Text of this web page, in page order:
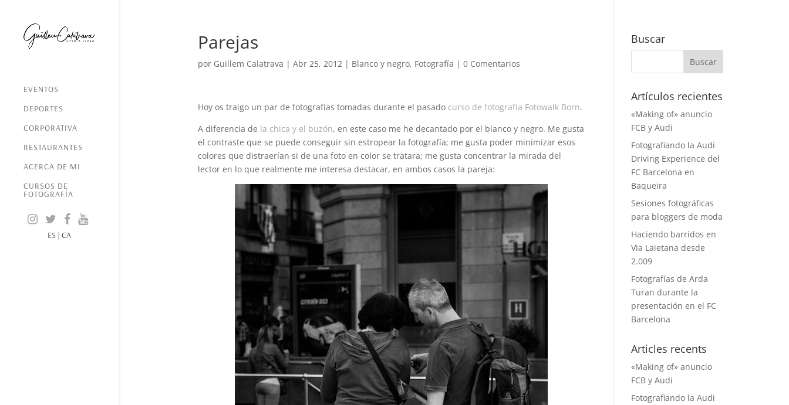
EVENTOS
DEPORTES
CORPORATIVA
RESTAURANTES
ACERCA DE MI
CURSOS DE
FOTOGRAFÍA
ES| CA
Parejas
por Guillem Calatrava | Abr 25, 2012| Blanco y negro, Fotografía | 0 Comentarios
Hoy os traigo un par de fotografías tomadas durante el pasado curso de fotografía Fotowalk Born.
A diferencia de la chica y el buzón, en este caso me he decantado por el blanco y negro. Me gusta
el contraste que se puede conseguir sin estropear la fotografía; me gusta poder minimizar esos
colores que distraerían si de una foto en color se tratara; me gusta concentrar la mirada del
lector en lo que realmente me interesa destacar, en ambos casos la pareja:
Buscar
Artículos recientes
«Making of» anuncio
FCB y Audi
Fotografiando la Audi
Driving Experience del
FC Barcelona en
Baqueira
Sesiones fotográficas
para bloggers de moda
Haciendo barridos en
Via Laietana desde
2.009
Fotografías de Arda
Turan durante la
presentación en el FC
Barcelona
Articles recents
«Making of» anuncio
FCB y Audi
Fotografiando la Audi